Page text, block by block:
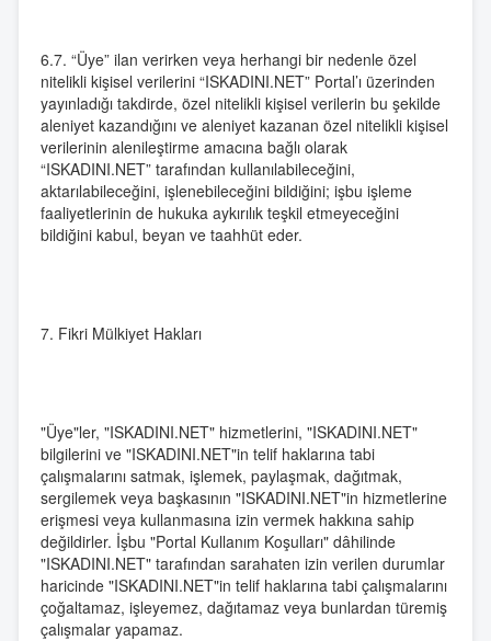
6.7. “Üye” ilan verirken veya herhangi bir nedenle özel
nitelikli kişisel verilerini “ISKADINI.NET” Portal’ı üzerinden
yayınladığı takdirde, özel nitelikli kişisel verilerin bu şekilde
aleniyet kazandığını ve aleniyet kazanan özel nitelikli kişisel
verilerinin alenileştirme amacına bağlı olarak
“ISKADINI.NET” tarafından kullanılabileceğini,
aktarılabileceğini, işlenebileceğini bildiğini; işbu işleme
faaliyetlerinin de hukuka aykırılık teşkil etmeyeceğini
bildiğini kabul, beyan ve taahhüt eder.
7. Fikri Mülkiyet Hakları
"Üye"ler, "ISKADINI.NET" hizmetlerini, "ISKADINI.NET"
bilgilerini ve "ISKADINI.NET"in telif haklarına tabi
çalışmalarını satmak, işlemek, paylaşmak, dağıtmak,
sergilemek veya başkasının "ISKADINI.NET"in hizmetlerine
erişmesi veya kullanmasına izin vermek hakkına sahip
değildirler. İşbu "Portal Kullanım Koşulları" dâhilinde
"ISKADINI.NET" tarafından sarahaten izin verilen durumlar
haricinde "ISKADINI.NET"in telif haklarına tabi çalışmalarını
çoğaltamaz, işleyemez, dağıtamaz veya bunlardan türemiş
çalışmalar yapamaz.